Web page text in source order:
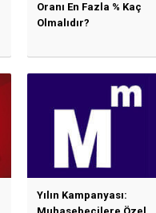
Oranı En Fazla % Kaç
Olmalıdır?
Yılın Kampanyası:
Muhasebecilere Özel